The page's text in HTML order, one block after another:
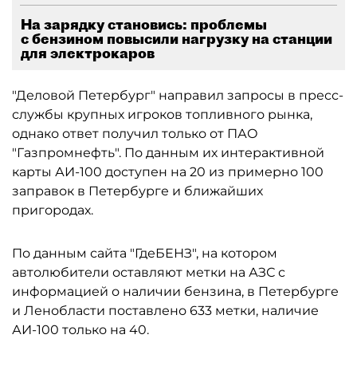
На зарядку становись: проблемы
с бензином повысили нагрузку на станции
для электрокаров
"Деловой Петербург" направил запросы в пресс-
службы крупных игроков топливного рынка,
однако ответ получил только от ПАО
"Газпромнефть". По данным их интерактивной
карты АИ-100 доступен на 20 из примерно 100
заправок в Петербурге и ближайших
пригородах.
По данным сайта "ГдеБЕНЗ", на котором
автолюбители оставляют метки на АЗС с
информацией о наличии бензина, в Петербурге
и Ленобласти поставлено 633 метки, наличие
АИ-100 только на 40.